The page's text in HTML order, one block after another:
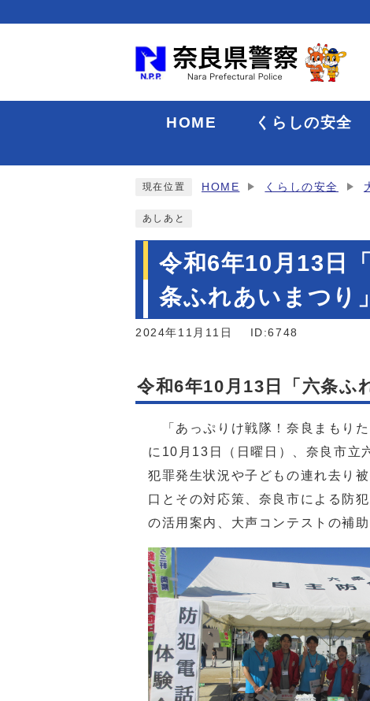
HOME くらしの安全
現在位置 HOME くらしの安全
あしあと
令和6年10月13日
条ふれあいまつり
2024年11月11日 ID:6748
令和6年10月13日「六条ふ
「あっぷりけ戦隊！奈良まもり
に10月13日（日曜日）、奈良市立
犯罪発生状況や子どもの連れ去り
口とその対応策、奈良市による防
の活用案内、大声コンテストの補